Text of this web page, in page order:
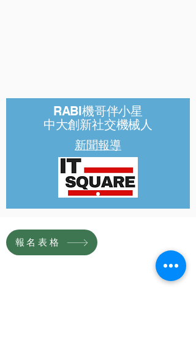
RABI機哥伴小星
中大創新社交機械人
​新聞報導
報名表格